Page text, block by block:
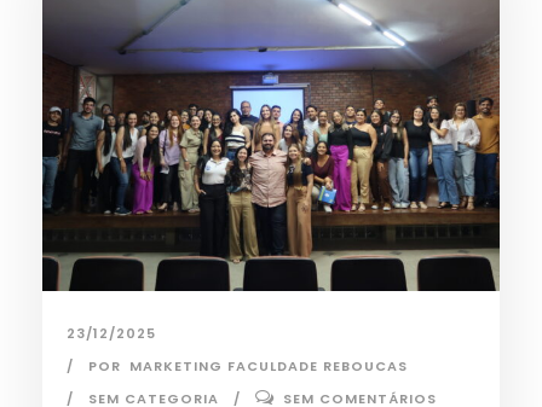
23/12/2025
POR MARKETING FACULDADE REBOUCAS
SEM CATEGORIA
SEM COMENTÁRIOS